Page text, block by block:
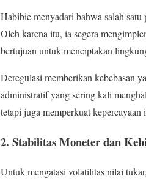
Habibie menyadari bahwa salah
Oleh karena itu, ia segera
bertujuan untuk menciptakan
Deregulasi memberikan kebebasan
administratif yang sering kali
tetapi juga memperkuat
2. Stabilitas Moneter dan
Untuk mengatasi volatilitas nilai